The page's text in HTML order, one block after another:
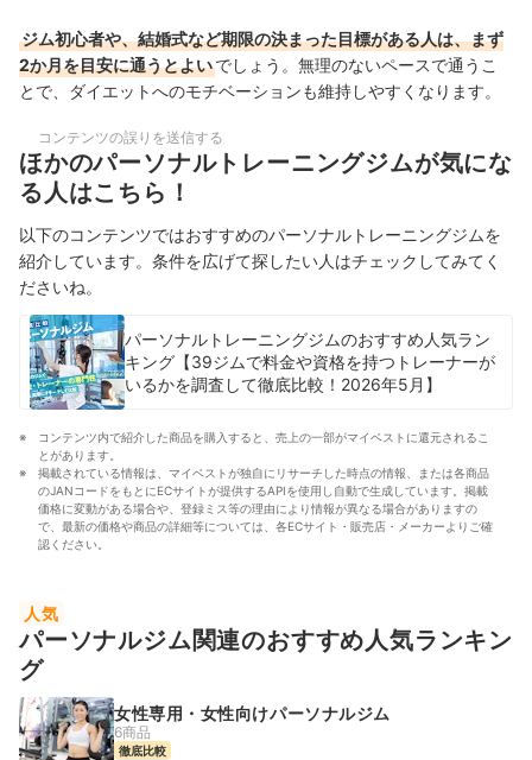
ジム初心者や、結婚式など期限の決まった目標がある人は、まず
2か月を目安に通うとよいでしょう。無理のないペースで通うこ
とで、ダイエットへのモチベーションも維持しやすくなります。
コンテンツの誤りを送信する
ほかのパーソナルトレーニングジムが気にな
る人はこちら！
以下のコンテンツではおすすめのパーソナルトレーニングジムを
紹介しています。条件を広げて探したい人はチェックしてみてく
ださいね。
パーソナルトレーニングジムのおすすめ人気ラン
キング【39ジムで料金や資格を持つトレーナーが
いるかを調査して徹底比較！2026年5月】
コンテンツ内で紹介した商品を購入すると、売上の一部がマイベストに還元されるこ
とがあります。
掲載されている情報は、マイベストが独自にリサーチした時点の情報、または各商品
のJANコードをもとにECサイトが提供するAPIを使用し自動で生成しています。掲載
価格に変動がある場合や、登録ミス等の理由により情報が異なる場合がありますの
で、最新の価格や商品の詳細等については、各ECサイト・販売店・メーカーよりご確
認ください。
人気
パーソナルジム関連のおすすめ人気ランキン
グ
女性専用・女性向けパーソナルジム
6商品
徹底比較